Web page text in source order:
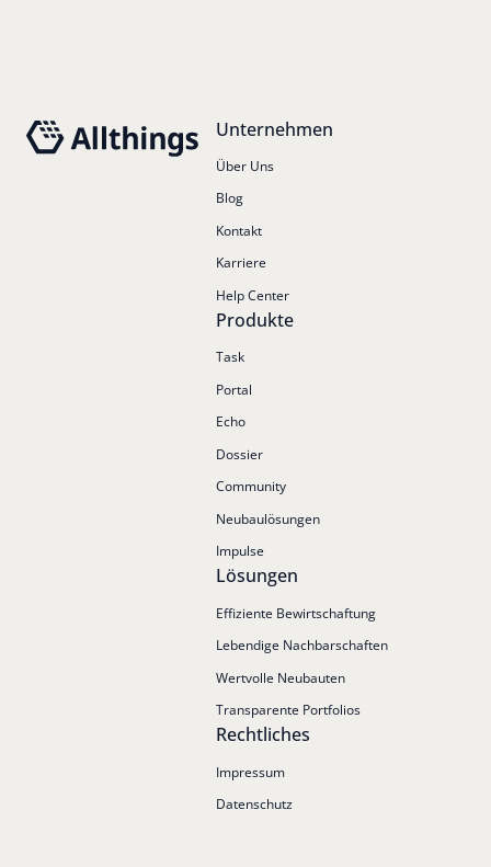
Unternehmen
Über Uns
Blog
Kontakt
Karriere
Help Center
Produkte
Task
Portal
Echo
Dossier
Community
Neubaulösungen
Impulse
Lösungen
Effiziente Bewirtschaftung
Lebendige Nachbarschaften
Wertvolle Neubauten
Transparente Portfolios
Rechtliches
Impressum
Datenschutz